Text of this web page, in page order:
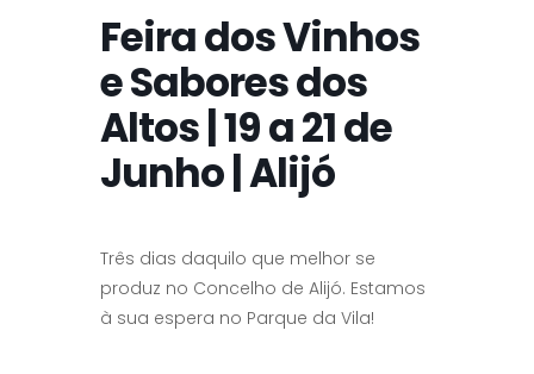
Feira dos Vinhos
e Sabores dos
Altos | 19 a 21 de
Junho | Alijó
Três dias daquilo que melhor se
produz no Concelho de Alijó. Estamos
à sua espera no Parque da Vila!